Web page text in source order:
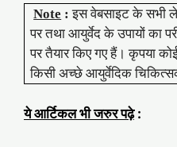
Note : इस वेबसाइट के सभी
पर तथा आयुर्वेद के उपायों का
पर तैयार किए गए हैं। कृपया
किसी अच्छे आयुर्वेदिक
ये आर्टिकल भी जरुर पढ़े: